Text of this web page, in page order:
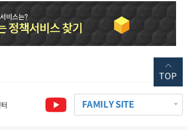
FAMILY SITE
TOP